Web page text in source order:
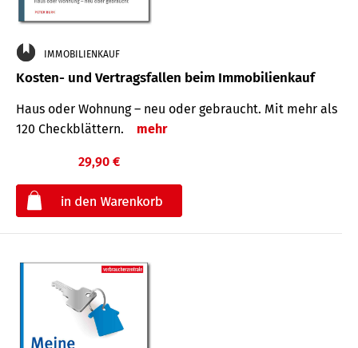
IMMOBILIENKAUF
Kosten- und Vertragsfallen beim Immobilienkauf
Haus oder Wohnung – neu oder gebraucht. Mit mehr als
120 Check­blättern.
mehr
29,90 €